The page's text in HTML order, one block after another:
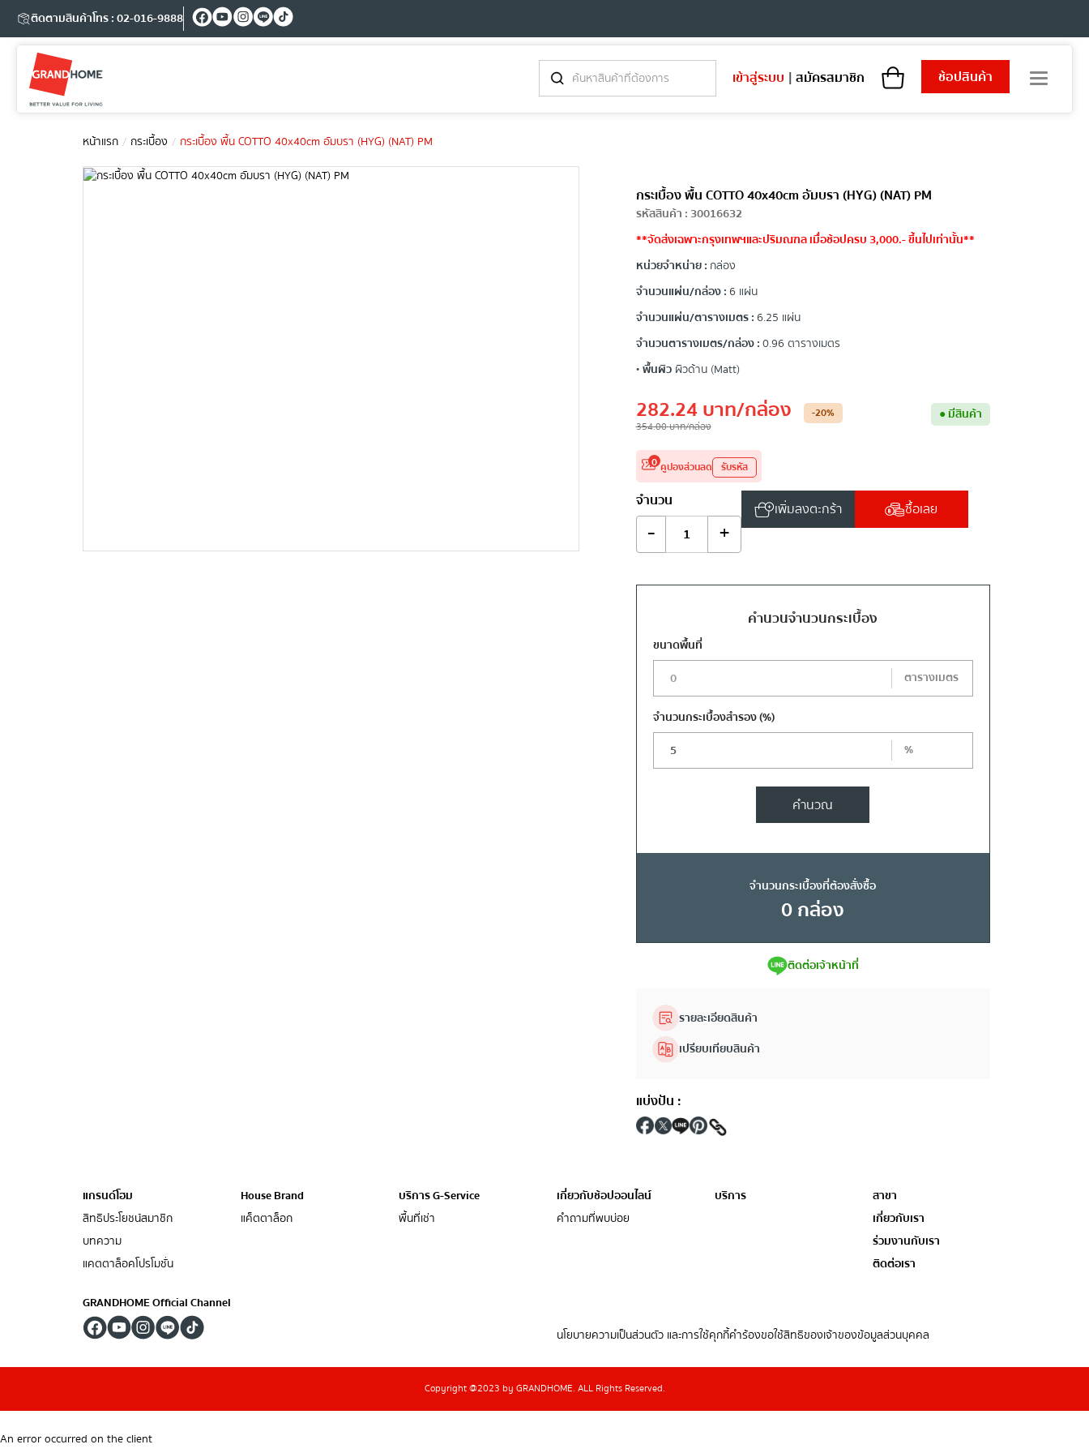
ติดตามสินค้าโทร : 02-016-9888
เข้าสู่ระบบ |สมัครสมาชิก ช้อปสินค้า
T
g
หน้าแรก กระเบื้อง กระเบื้อง พื้น COTTO 40x40cm อัมบรา (HYG) (NAT) PM
กระเบื้อง พื้น COTTO 40x40cm อัมบรา (HYG) (NAT) PM
รหัสสินค้า : 30016632
**จัดส่งเฉพาะกรุงเทพฯและปริมณฑล เมื่อช้อปครบ 3,000.- ขึ้นไปเท่านั้น**
หน่วยจำหน่าย : กล่อง
จำนวนแผ่น/กล่อง :6 แผ่น
จำนวนแผ่น/ตารางเมตร :6.25 แผ่น
จำนวนตารางเมตร/กล่อง :0.96 ตารางเมตร
•พื้นผิวผิวด้าน (Matt)
282.24 บาท/กล่อง
354.00บาท/กล่อง
-20% ●มีสินค้า
0 คูปองส่วนลด รับรหัส
จำนวน
- +
เพิ่มลงตะกร้า ซื้อเลย
คำนวนจำนวนกระเบื้อง
ขนาดพื้นที่
ตารางเมตร
จำนวนกระเบื้องสำรอง(%)
%
คำนวณ
จำนวนกระเบื้องที่ต้องสั่งซื้อ
0กล่อง
ติดต่อเจ้าหน้าที่
รายละเอียดสินค้า
เปรียบเทียบสินค้า
แบ่งปัน :
แกรนด์โฮม
สิทธิประโยชน์สมาชิก
บทความ
แคตตาล็อคโปรโมชั่น
House Brand
แค็ตตาล็อก
บริการ G-Service
พื้นที่เช่า
เกี่ยวกับช้อปออนไลน์
คำถามที่พบบ่อย
บริการ
สาขา
เกี่ยวกับเรา
ร่วมงานกับเรา
ติดต่อเรา
GRANDHOME Official Channel
นโยบายความเป็นส่วนตัว และการใช้คุกกี้คำร้องขอใช้สิทธิของเจ้าของข้อมูลส่วนบุคคล
Copyright @2023 by GRANDHOME. ALL Rights Reserved.
An error occurred on the client